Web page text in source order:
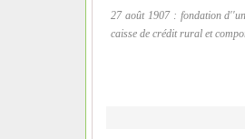
27 août 1907 : fondation
caisse de crédit rural et